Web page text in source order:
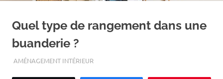
Quel type de rangement dans une
buanderie ?
AMÉNAGEMENT INTÉRIEUR